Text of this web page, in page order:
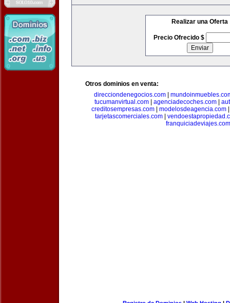
Realizar una Oferta
Precio Ofrecido $
Otros dominios en venta:
direcciondenegocios.com
tucumanvirtual.com| agenciadecoches.com|
creditosempresas.com| modelosdeagencia.com
tarjetascomerciales.com|
franquiciadeviajes.com